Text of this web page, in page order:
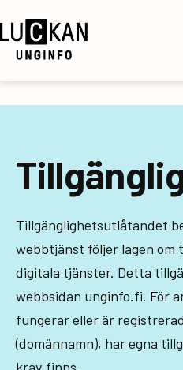
till
innehåll
Tillgänglighetsutlåtandet
webbtjänst följer lagen om
digitala tjänster. Detta
webbsidan unginfo.fi. För
fungerar eller är
(domännamn), har egna
krav finns.